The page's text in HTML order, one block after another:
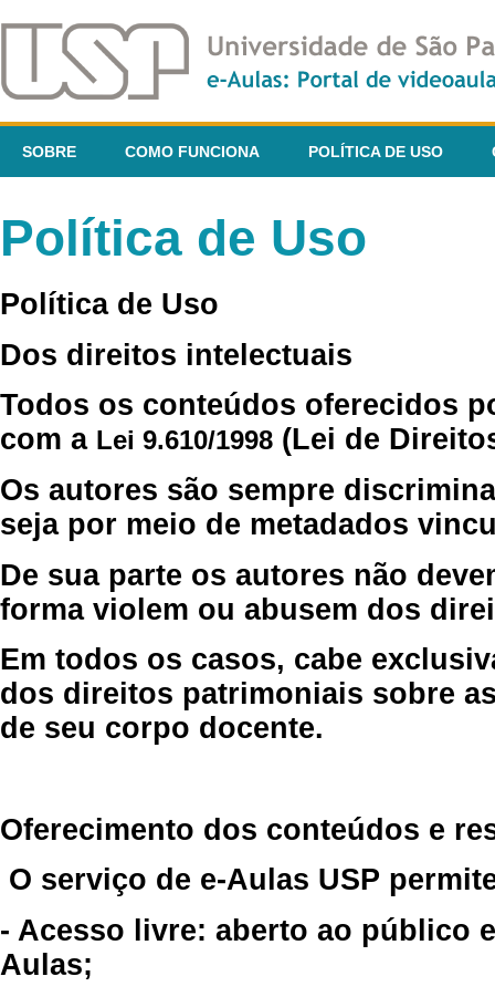
SOBRE COMO FUNCIONA POLÍTICA DE USO
Política de Uso
Política de Uso
Dos direitos intelectuais
Todos os conteúdos oferecidos
com a Lei 9.610/1998 (Lei de
Os autores são sempre
seja por meio de metadados
De sua parte os autores não
forma violem ou abusem dos
Em todos os casos, cabe
dos direitos patrimoniais sobre
de seu corpo docente.
Oferecimento dos conteúdos e
O serviço de e-Aulas USP
- Acesso livre: aberto ao público
Aulas;